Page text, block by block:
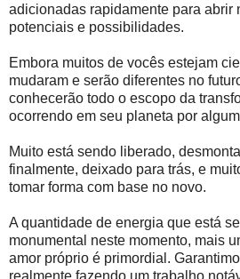
adicionadas rapidamente para abrir
potenciais e possibilidades.
Embora muitos de vocês estejam
mudaram e serão diferentes no
conhecerão todo o escopo da
ocorrendo em seu planeta por
Muito está sendo liberado,
finalmente, deixado para trás, e
tomar forma com base no novo.
A quantidade de energia que está
monumental neste momento, mais
amor próprio é primordial.
realmente fazendo um trabalho